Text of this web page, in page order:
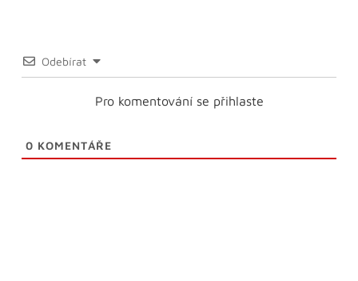
Odebírat
Pro komentování se přihlaste
0 KOMENTÁŘE